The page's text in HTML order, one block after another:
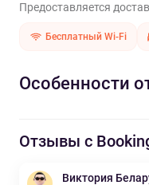
Предоставляется
Бесплатный Wi-Fi
Особенности
Отзывы с
Виктория